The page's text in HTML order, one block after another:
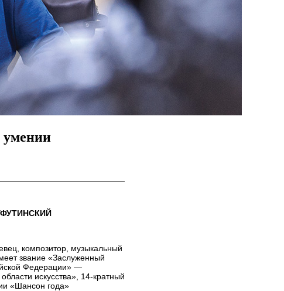
умении
композитор, музыкальный
звание «Заслуженный
Федерации» —
искусства», 14‑кратный
«Шансон года»